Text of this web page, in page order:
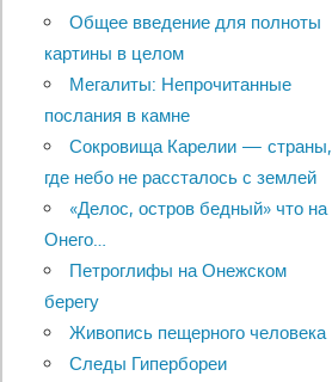
Общее введение для полноты
картины в целом
Мегалиты: Непрочитанные
послания в камне
Сокровища Карелии — страны,
где небо не рассталось с землей
«Делос, остров бедный» что на
Онего…
Петроглифы на Онежском
берегу
Живопись пещерного человека
Следы Гипербореи